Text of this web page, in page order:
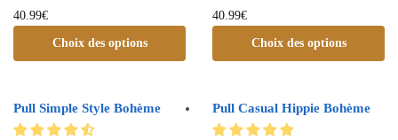
40.99€
Choix des options
40.99€
Choix des options
Pull Simple Style Bohème Pull Casual Hippie Bohème